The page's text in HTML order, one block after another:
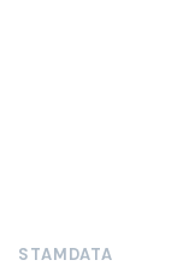
STAMDATA